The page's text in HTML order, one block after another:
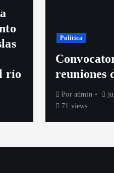
río
Politica
reuniones
Por admin
71 views